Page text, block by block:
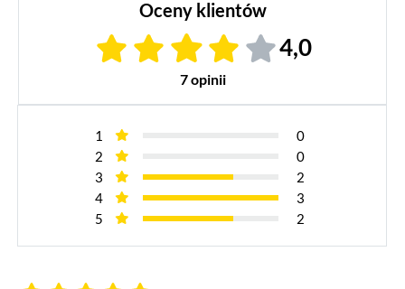
Oceny klientów
4,0
7 opinii
1
0
2
0
3
2
4
3
5
2